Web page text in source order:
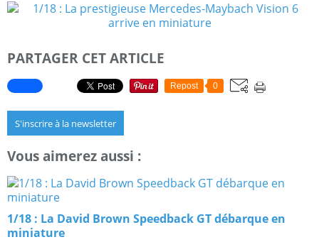
PARTAGER CET ARTICLE
Repost 0
S'inscrire à la newsletter
Vous aimerez aussi :
1/18 : La David Brown Speedback GT débarque en
miniature